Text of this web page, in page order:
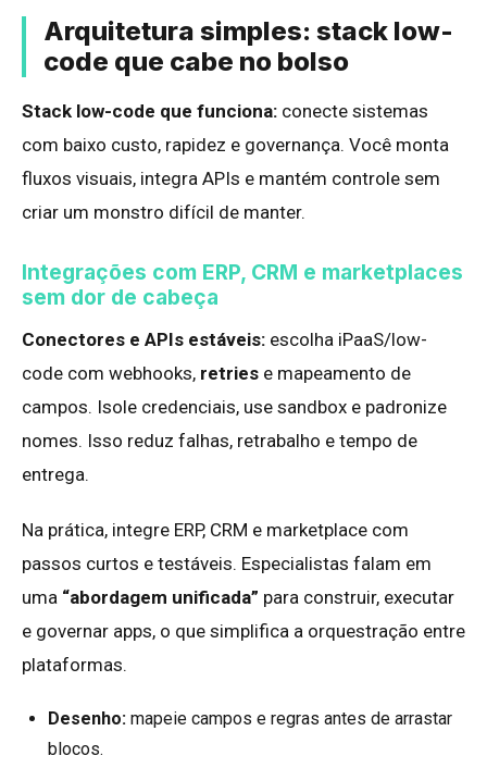
Arquitetura simples: stack low-
code que cabe no bolso
Stack low-code que funciona: conecte sistemas
com baixo custo, rapidez e governança. Você monta
fluxos visuais, integra APIs e mantém controle sem
criar um monstro difícil de manter.
Integrações com ERP, CRM e marketplaces
sem dor de cabeça
Conectores e APIs estáveis: escolha iPaaS/low-
code com webhooks, retries e mapeamento de
campos. Isole credenciais, use sandbox e padronize
nomes. Isso reduz falhas, retrabalho e tempo de
entrega.
Na prática, integre ERP, CRM e marketplace com
passos curtos e testáveis. Especialistas falam em
uma “abordagem unificada” para construir, executar
e governar apps, o que simplifica a orquestração entre
plataformas.
Desenho: mapeie campos e regras antes de arrastar
blocos.